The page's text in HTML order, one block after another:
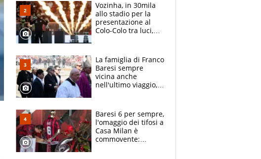
Vozinha, in 30mila
allo stadio per la
presentazione al
Colo-Colo tra luci,
La famiglia di Franco
Baresi sempre
vicina anche
nell'ultimo viaggio,
circondati
dall'affetto dei tifosi
Baresi 6 per sempre,
l'omaggio dei tifosi a
Casa Milan è
commovente: